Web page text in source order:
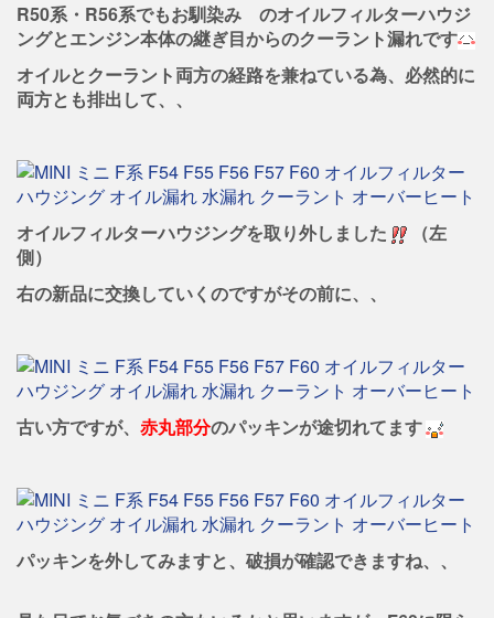
R50系・R56系でもお馴染み
のオイルフィルターハウジ
ングとエンジン本体の継ぎ目からのクーラント漏れです
オイルとクーラント両方の経路を兼ねている為、必然的に
両方とも排出して、、
オイルフィルターハウジングを取り外しました
（左
側）
右の新品に交換していくのですがその前に、、
古い方ですが、 赤丸部分のパッキンが途切れてます
パッキンを外してみますと、破損が確認できますね、、